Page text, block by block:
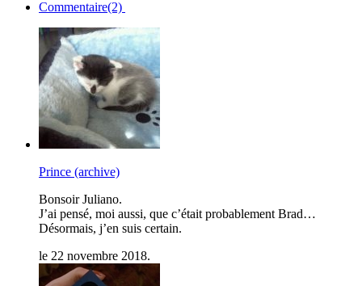
Commentaire(2)
Prince (archive)
Bonsoir Juliano.
J’ai pensé, moi aussi, que c’était probablement Brad…
Désormais, j’en suis certain.
le 22 novembre 2018.